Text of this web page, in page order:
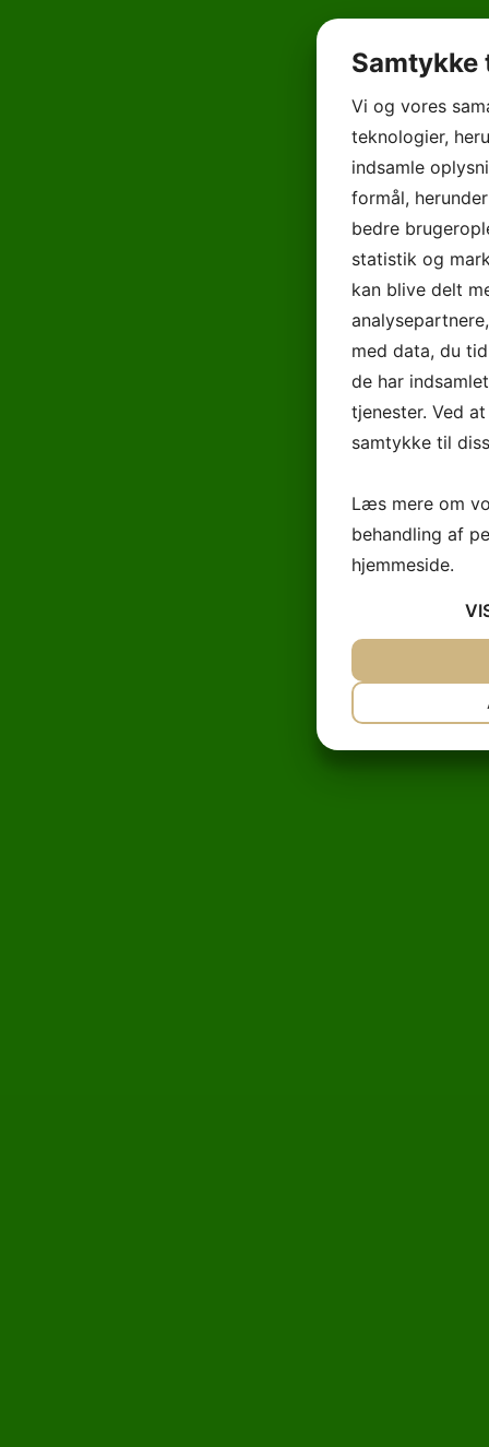
Vi og vores
teknologier,
indsamle
formål,
bedre
statistik og
kan blive delt
med data, du
de har
tjenester. Ved
samtykke til
Læs mere om
behandling af
hjemmeside.